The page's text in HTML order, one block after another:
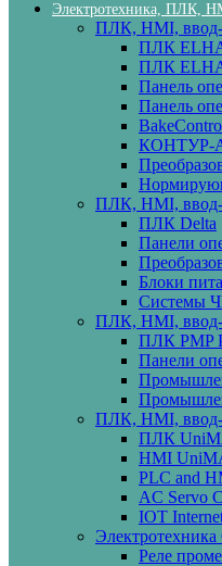
Электротехника, ПЛК,
ПЛК, HMI,
ПЛК
ПЛК
Панель
Панель
КОНТУР-А
ПЛК, HMI, ввод-
ПЛК Delta
Панели
Блоки
Системы
ПЛК, HMI, ввод-
ПЛК PMP
Панели
ПЛК, HMI,
ПЛК
HMI
PLC and
AC Servo
IOT
Реле